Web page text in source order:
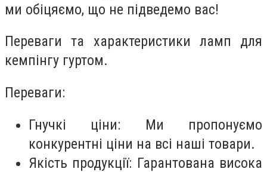
ми обіцяємо, що не підведемо вас!
Переваги та характеристики ламп для
кемпінгу гуртом.
Переваги:
Гнучкі ціни: Ми пропонуємо
конкурентні ціни на всі наші товари.
Якість продукції: Гарантована висока